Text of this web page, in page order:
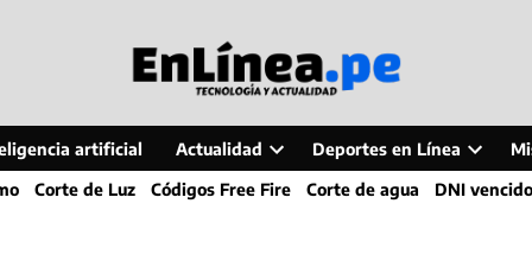
artificial Actualidad
Open
dropdown
Deportes en Línea
Open
dropdown
Corte de Luz Códigos Free Fire Corte de agua DNI vencido